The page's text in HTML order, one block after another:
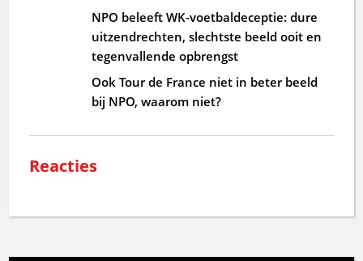
NPO beleeft WK-voetbaldeceptie: dure
uitzendrechten, slechtste beeld ooit en
tegenvallende opbrengst
Ook Tour de France niet in beter beeld
bij NPO, waarom niet?
Reacties